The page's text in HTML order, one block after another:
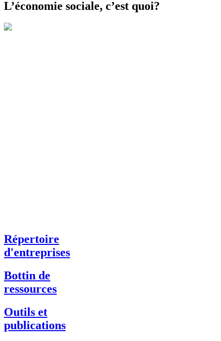
L’économie sociale, c’est quoi?
Répertoire
d'entreprises
Bottin de
ressources
Outils et
publications